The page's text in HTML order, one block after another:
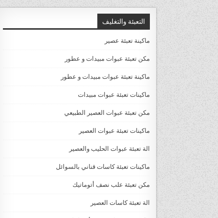
التعبئة والتغليف
ماكينة تعبئة عصير
مكن تعبئة عبوات مبيدات و عطور
ماكينة تعبئة عبوات مبيدات و عطور
ماكينات تعبئة عبوات مبيدات
مكن تعبئة عبوات العصير الطبيعي
ماكينات تعبئة عبوات العصير
الة تعبئة عبوات الحليب والعصير
ماكينات تعبئة كاسات قناني بالسوائل
مكن تعبئة علب نصف أتوماتيك
الة تعبئة كاسات العصير